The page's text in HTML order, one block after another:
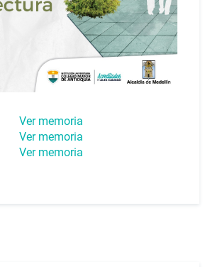
Ver memoria
Ver memoria
Ver memoria